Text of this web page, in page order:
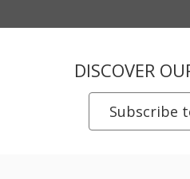
DISCOVER
Subscribe